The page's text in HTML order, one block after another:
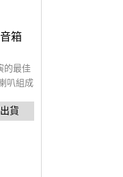
箱
的最佳
叭組成
XLR
的EQ
芽喇
：